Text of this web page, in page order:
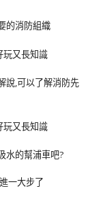
的消防組織
說,可以了解消防先
水的幫浦車吧?
一大步了